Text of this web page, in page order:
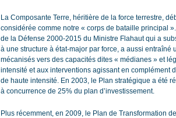
La Composante Terre, héritière de la force terrestre,
considérée comme notre « corps de bataille principal
de la Défense 2000-2015 du Ministre Flahaut qui a
à une structure à état-major par force, a aussi entraîné
mécanisés vers des capacités dites « médianes » et
intensité et aux interventions agissant en complément
de haute intensité. En 2003, le Plan stratégique a été
à concurrence de 25% du plan d’investissement.
Plus récemment, en 2009, le Plan de Transformation